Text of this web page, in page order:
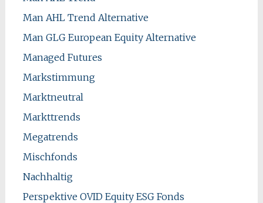
Man AHL Trend Alternative
Man GLG European Equity Alternative
Managed Futures
Markstimmung
Marktneutral
Markttrends
Megatrends
Mischfonds
Nachhaltig
Perspektive OVID Equity ESG Fonds